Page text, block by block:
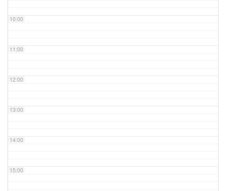
10:00
11:00
12:00
13:00
14:00
15:00